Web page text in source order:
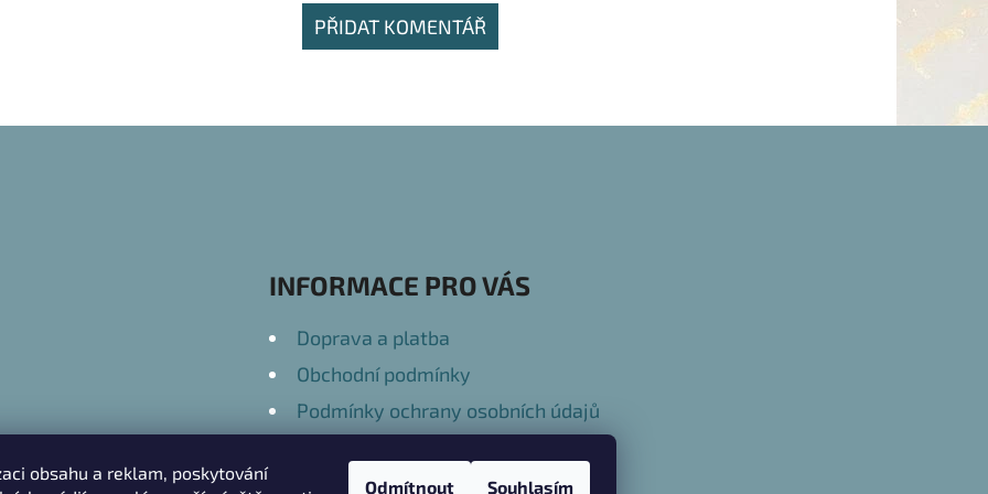
obsahu a reklam, poskytování
Odmítnout Souhlasím
PŘIDAT KOMENTÁŘ
INFORMACE PRO VÁS
Doprava a platba
Obchodní podmínky
Podmínky ochrany osobních údajů